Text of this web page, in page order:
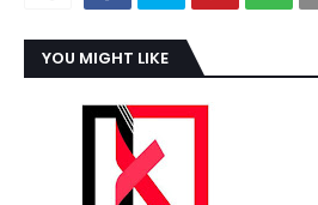
YOU MIGHT LIKE